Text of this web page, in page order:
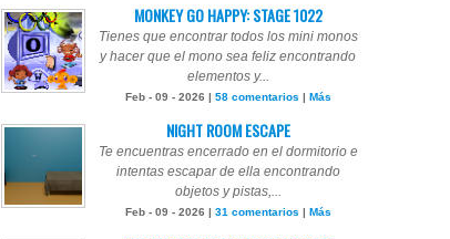
MONKEY GO HAPPY: STAGE 1022
Tienes que encontrar todos los mini monos
y hacer que el mono sea feliz encontrando
elementos y...
Feb - 09 - 2026 | 58 comentarios | Más
NIGHT ROOM ESCAPE
Te encuentras encerrado en el dormitorio e
intentas escapar de ella encontrando
objetos y pistas,...
Feb - 09 - 2026 | 31 comentarios | Más